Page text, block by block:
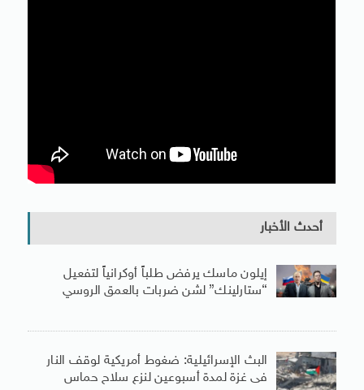
أحدث الأخبار
إيلون ماسك يرفض طلباً أوكرانياً لتفعيل
“ستارلينك” لشن ضربات بالعمق الروسي
البث الإسرائيلية: ضغوط أمريكية لوقف النار
فى غزة لمدة أسبوعين لنزع سلاح حماس